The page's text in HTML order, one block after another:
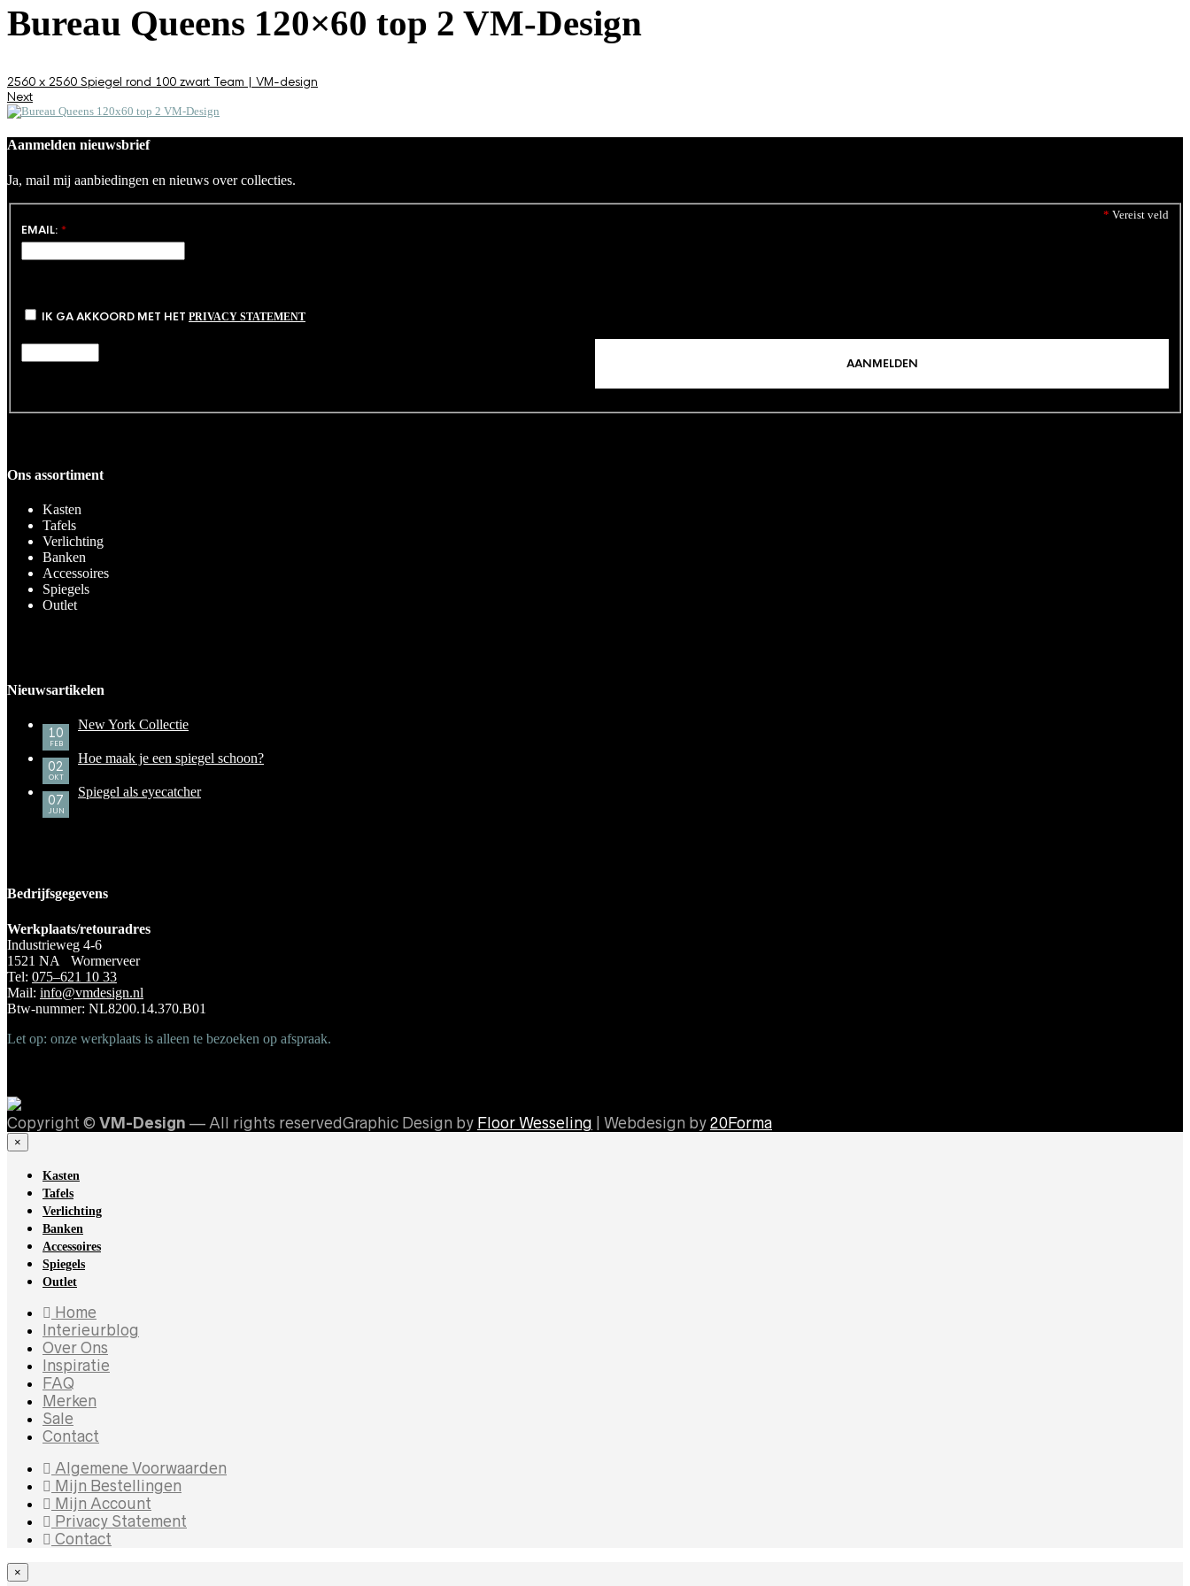
Bureau Queens 120×60 top 2 VM-Design
2560 x 2560 Spiegel rond 100 zwart Team | VM-design
Next
Aanmelden nieuwsbrief
Ja, mail mij aanbiedingen en nieuws over collecties.
* Vereist veld
EMAIL: *
IK GA AKKOORD MET HET PRIVACY STATEMENT
Ons assortiment
Kasten
Tafels
Verlichting
Banken
Accessoires
Spiegels
Outlet
Nieuwsartikelen
10
FEB
New York Collectie
02
OKT
Hoe maak je een spiegel schoon?
07
JUN
Spiegel als eyecatcher
Bedrijfsgegevens
Werkplaats/retouradres
Industrieweg 4-6
1521 NA Wormerveer
Tel: 075–621 10 33
Mail: info@vmdesign.nl
Btw-nummer: NL8200.14.370.B01
Let op: onze werkplaats is alleen te bezoeken op afspraak.
Copyright © VM-Design — All rights reservedGraphic Design by Floor Wesseling | Webdesign by 20Forma
×
Kasten
Tafels
Verlichting
Banken
Accessoires
Spiegels
Outlet
Home
Interieurblog
Over Ons
Inspiratie
FAQ
Merken
Sale
Contact
Algemene Voorwaarden
Mijn Bestellingen
Mijn Account
Privacy Statement
Contact
×